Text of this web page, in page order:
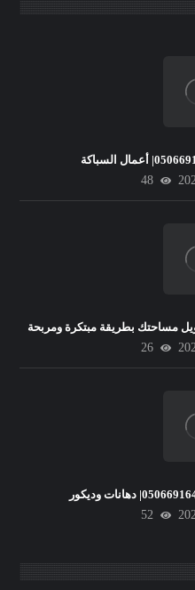
48
مساحتك بطريقة مبتكرة ومربحة
26
52